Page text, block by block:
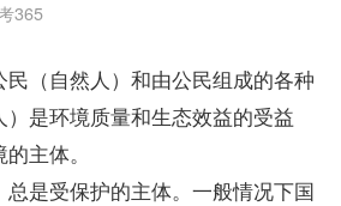
365
（自然人）和由公民组成的各种
是环境质量和生态效益的受益
主体。
是受保护的主体。一般情况下国